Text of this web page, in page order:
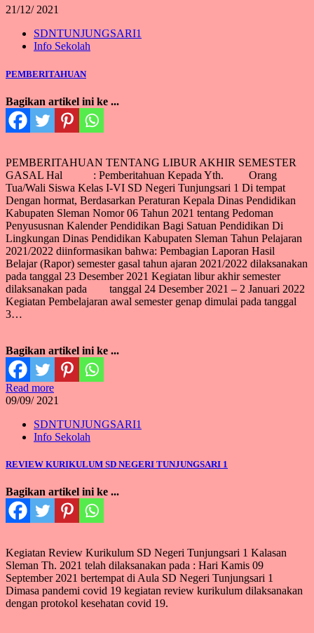
21/12/ 2021
SDNTUNJUNGSARI1
Info Sekolah
PEMBERITAHUAN
Bagikan artikel ini ke ...
PEMBERITAHUAN TENTANG LIBUR AKHIR SEMESTER
GASAL Hal : Pemberitahuan Kepada Yth. Orang
Tua/Wali Siswa Kelas I-VI SD Negeri Tunjungsari 1 Di tempat
Dengan hormat, Berdasarkan Peraturan Kepala Dinas Pendidikan
Kabupaten Sleman Nomor 06 Tahun 2021 tentang Pedoman
Penyususnan Kalender Pendidikan Bagi Satuan Pendidikan Di
Lingkungan Dinas Pendidikan Kabupaten Sleman Tahun Pelajaran
2021/2022 diinformasikan bahwa: Pembagian Laporan Hasil
Belajar (Rapor) semester gasal tahun ajaran 2021/2022 dilaksanakan
pada tanggal 23 Desember 2021 Kegiatan libur akhir semester
dilaksanakan pada tanggal 24 Desember 2021 – 2 Januari 2022
Kegiatan Pembelajaran awal semester genap dimulai pada tanggal
3…
Bagikan artikel ini ke ...
Read more
09/09/ 2021
SDNTUNJUNGSARI1
Info Sekolah
REVIEW KURIKULUM SD NEGERI TUNJUNGSARI 1
Bagikan artikel ini ke ...
Kegiatan Review Kurikulum SD Negeri Tunjungsari 1 Kalasan
Sleman Th. 2021 telah dilaksanakan pada : Hari Kamis 09
September 2021 bertempat di Aula SD Negeri Tunjungsari 1
Dimasa pandemi covid 19 kegiatan review kurikulum dilaksanakan
dengan protokol kesehatan covid 19.